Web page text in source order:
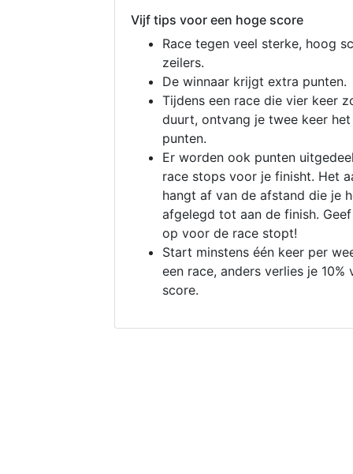
Vijf tips voor een hoge score
Race tegen veel sterke, hoog
zeilers.
De winnaar krijgt extra punten.
Tijdens een race die vier keer
duurt, ontvang je twee keer
punten.
Er worden ook punten
race stops voor je finisht. Het
hangt af van de afstand die je
afgelegd tot aan de finish.
op voor de race stopt!
Start minstens één keer per
een race, anders verlies je 10%
score.